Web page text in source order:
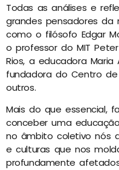
Todas as análises e
grandes pensadores da
como o filósofo Edgar
o professor do MIT
Rios, a educadora Maria
fundadora do Centro
outros.
Mais do que essencial,
conceber uma
no âmbito coletivo nós
e culturas que nos
profundamente